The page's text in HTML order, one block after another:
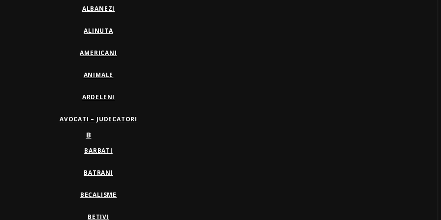
ALBANEZI
ALINUTA
AMERICANI
ANIMALE
ARDELENI
AVOCATI – JUDECATORI
B
BARBATI
BATRANI
BECALISME
BETIVI